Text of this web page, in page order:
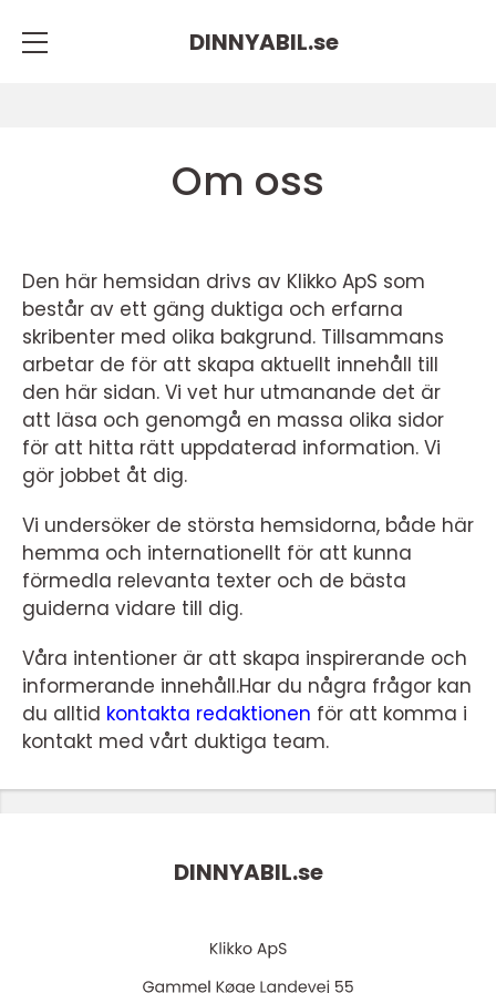
DINNYABIL.se
Om oss
Den här hemsidan drivs av Klikko ApS som
består av ett gäng duktiga och erfarna
skribenter med olika bakgrund. Tillsammans
arbetar de för att skapa aktuellt innehåll till
den här sidan. Vi vet hur utmanande det är
att läsa och genomgå en massa olika sidor
för att hitta rätt uppdaterad information. Vi
gör jobbet åt dig.
Vi undersöker de största hemsidorna, både här
hemma och internationellt för att kunna
förmedla relevanta texter och de bästa
guiderna vidare till dig.
Våra intentioner är att skapa inspirerande och
informerande innehåll.Har du några frågor kan
du alltid kontakta redaktionen för att komma i
kontakt med vårt duktiga team.
DINNYABIL.se